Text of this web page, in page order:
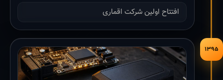
افتتاح اولین شرکت اقماری
۱۳۹۵